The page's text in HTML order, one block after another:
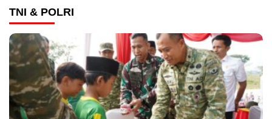
TNI & POLRI